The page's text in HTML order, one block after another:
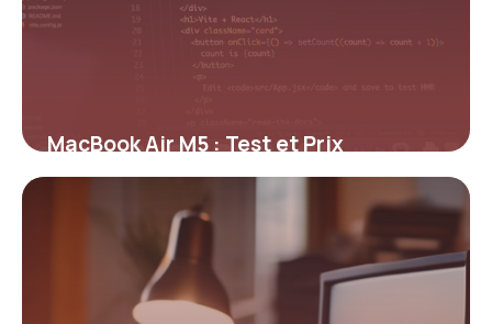
MacBook Air M5 : Test et Prix
Complets 2026